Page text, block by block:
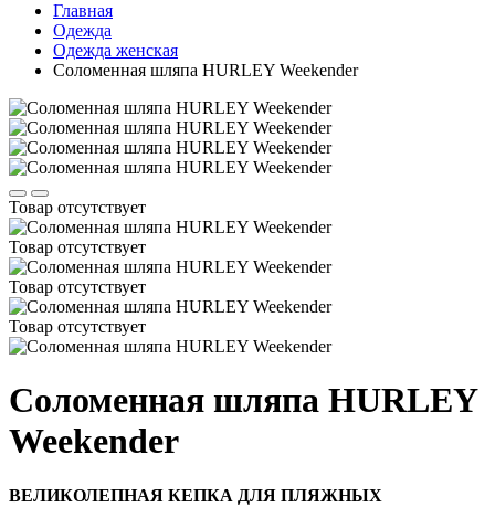
Главная
Одежда
Одежда женская
Соломенная шляпа HURLEY Weekender
Товар отсутствует
Товар отсутствует
Товар отсутствует
Товар отсутствует
Соломенная шляпа HURLEY
Weekender
ВЕЛИКОЛЕПНАЯ КЕПКА ДЛЯ ПЛЯЖНЫХ